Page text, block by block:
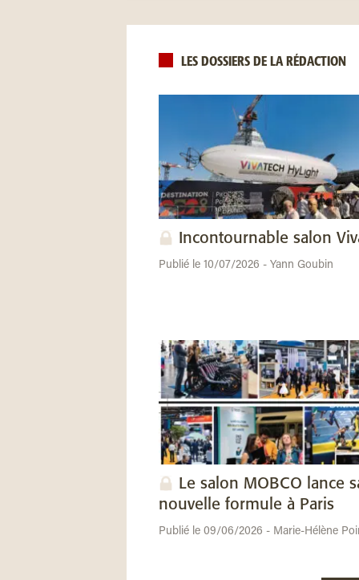
LES DOSSIERS DE LA RÉDACTION
Incontournable salon
Publié le 10/07/2026 - Yann Goubin
Le salon MOBCO lance
nouvelle formule à Paris
Publié le 09/06/2026 - Marie-Hélène